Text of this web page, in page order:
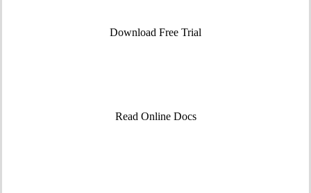
Download Free Trial
Read Online Docs